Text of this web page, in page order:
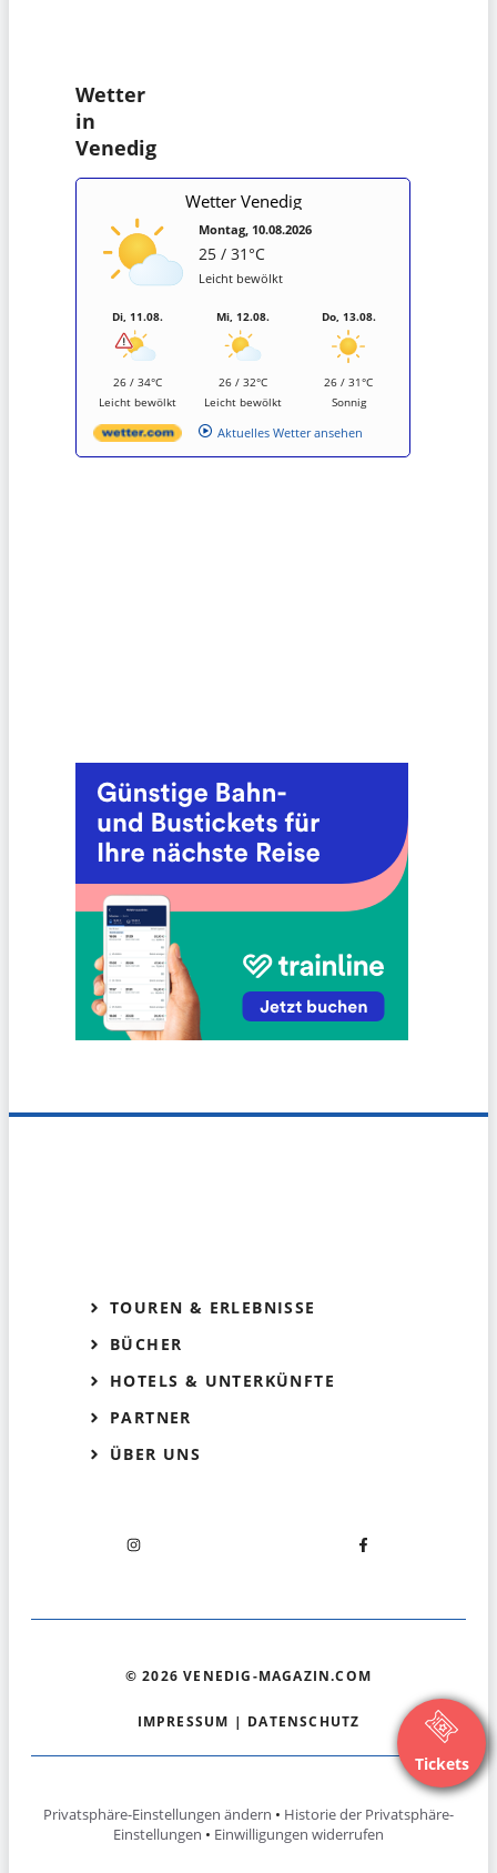
Wetter
in
Venedig
Wetter Venedig
Montag, 10.08.2026
25 / 31°C
Leicht bewölkt
Di, 11.08.
26 / 34°C
Leicht bewölkt
Mi, 12.08.
26 / 32°C
Leicht bewölkt
Do, 13.08.
26 / 31°C
Sonnig
Aktuelles Wetter ansehen
Tickets
TOUREN & ERLEBNISSE
BÜCHER
HOTELS & UNTERKÜNFTE
PARTNER
ÜBER UNS
© 2026 VENEDIG-MAGAZIN.COM
IMPRESSUM | DATENSCHUTZ
Privatsphäre-Einstellungen ändern • Historie der Privatsphäre-
Einstellungen • Einwilligungen widerrufen